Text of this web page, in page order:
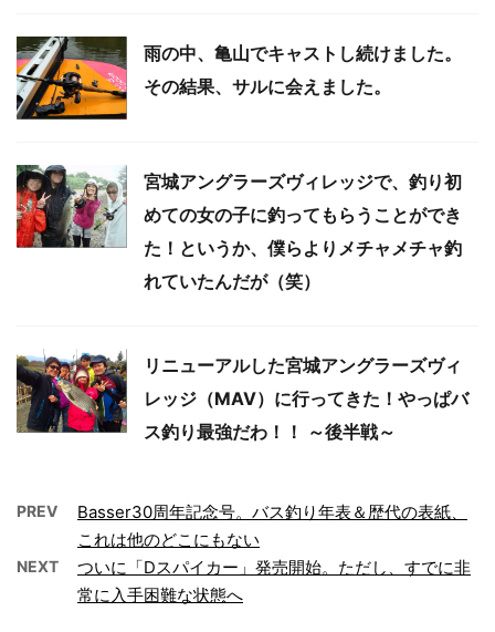
雨の中、亀山でキャストし続けました。
その結果、サルに会えました。
宮城アングラーズヴィレッジで、釣り初
めての女の子に釣ってもらうことができ
た！というか、僕らよりメチャメチャ釣
れていたんだが（笑）
リニューアルした宮城アングラーズヴィ
レッジ（MAV）に行ってきた！やっぱバ
ス釣り最強だわ！！ ～後半戦～
PREV
Basser30周年記念号。バス釣り年表＆歴代の表紙、
これは他のどこにもない
NEXT
ついに「Dスパイカー」発売開始。ただし、すでに非
常に入手困難な状態へ